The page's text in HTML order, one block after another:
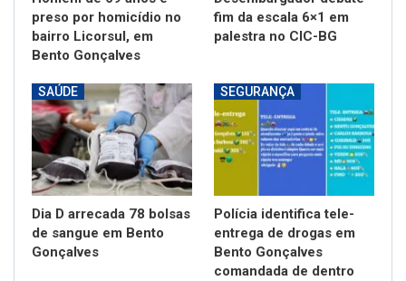
preso por homicídio no
bairro Licorsul, em
Bento Gonçalves
fim da escala 6×1 em
palestra no CIC-BG
SAÚDE
Dia D arrecada 78 bolsas
de sangue em Bento
Gonçalves
SEGURANÇA
Polícia identifica tele-
entrega de drogas em
Bento Gonçalves
comandada de dentro